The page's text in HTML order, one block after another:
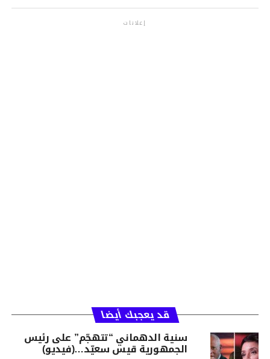
إعلانات
قد يعجبك أيضا
سنية الدهماني “تتهجّم” على رئيس
الجمهورية قيس سعيّد…(فيديو)